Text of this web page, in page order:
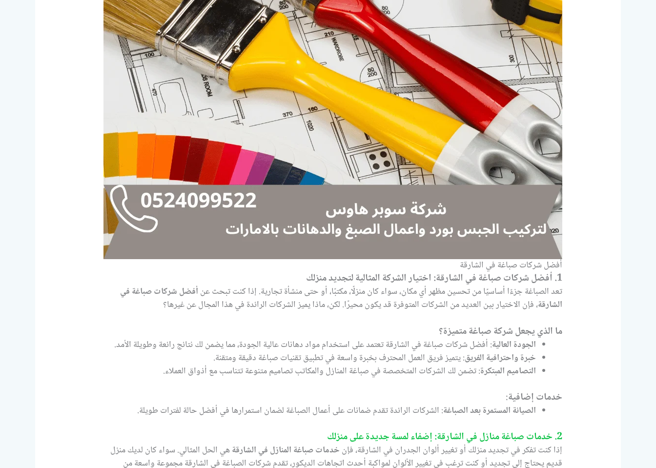
أفضل شركات صباغة في الشارقة
1. أفضل شركات صباغة في الشارقة: اختيار الشركة المثالية لتجديد منزلك
تعد الصباغة جزءًا أساسيًا من تحسين مظهر أي مكان، سواء كان منزلًا، مكتبًا، أو حتى منشأة تجارية. إذا كنت تبحث عن أفضل شركات صباغة في
الشارقة، فإن الاختيار بين العديد من الشركات المتوفرة قد يكون محيرًا. لكن، ماذا يميز الشركات الرائدة في هذا المجال عن غيرها؟
ما الذي يجعل شركة صباغة متميزة؟
الجودة العالية: أفضل شركات صباغة في الشارقة تعتمد على استخدام مواد دهانات عالية الجودة، مما يضمن لك نتائج رائعة وطويلة الأمد.
خبرة واحترافية الفريق: يتميز فريق العمل المحترف بخبرة واسعة في تطبيق تقنيات صباغة دقيقة ومتقنة.
التصاميم المبتكرة: تضمن لك الشركات المتخصصة في صباغة المنازل والمكاتب تصاميم متنوعة تتناسب مع أذواق العملاء.
خدمات إضافية:
الصيانة المستمرة بعد الصباغة: الشركات الرائدة تقدم ضمانات على أعمال الصباغة لضمان استمرارها في أفضل حالة لفترات طويلة.
2. خدمات صباغة منازل في الشارقة: إضفاء لمسة جديدة على منزلك
إذا كنت تفكر في تجديد منزلك أو تغيير ألوان الجدران في الشارقة، فإن خدمات صباغة المنازل في الشارقةهي الحل المثالي. سواء كان لديك منزل
قديم يحتاج إلى تجديد أو كنت ترغب في تغيير الألوان لمواكبة أحدث اتجاهات الديكور، تقدم شركات الصباغة في الشارقة مجموعة واسعة من